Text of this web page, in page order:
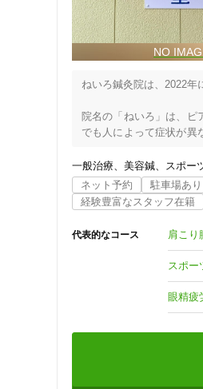
ねいろ鍼灸院は、2022年
院名の「ねいろ」は、ピ
でも人によって症状が異
◆施術について
女性の患者様が多いです
施術歴は約30年。脊柱管
また、私自身がバレー
産後ケア、肩こり、腰痛
◎ 施術はすべて私が担当
◎ 心地よい音楽が流れる
どんなお悩みでも、お気
よろしくお願いいたしま
一般治療 美容鍼 スポー
ネット予約
駐車場あり
経験豊富なスタッフ在籍
代表的なコース 肩こり
スポー
眼精疲